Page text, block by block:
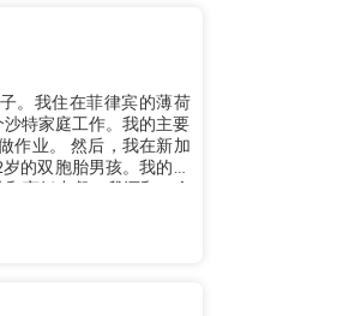
。我住在菲律宾的薄荷
特家庭工作。我的主要
作业。 然后，我在新加
的双胞胎男孩。我的责